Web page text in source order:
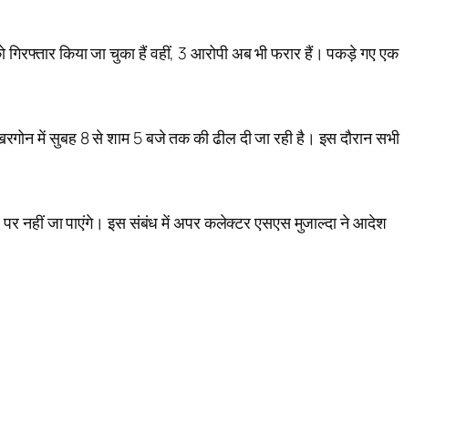
किया जा चुका हैं वहीं, 3 आरोपी अब भी फरार हैं। पकड़े गए एक
में सुबह 8 से शाम 5 बजे तक की ढील दी जा रही है। इस दौरान सभी
पर नहीं जा पाएंगे। इस संबंध में अपर कलेक्टर एसएस मुजाल्दा ने आदेश